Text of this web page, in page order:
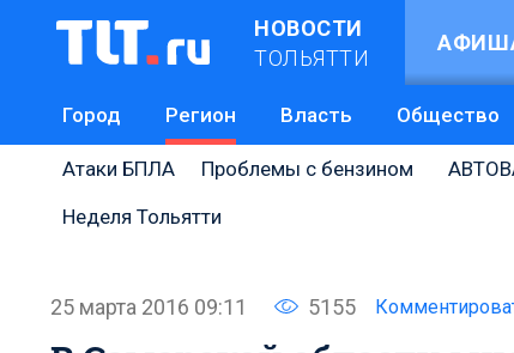
НОВОСТИ
ТОЛЬЯТТИ
Город Регион Власть Общество
Атаки БПЛА Проблемы с бензином
Неделя Тольятти
25 марта 2016 09:11 5155